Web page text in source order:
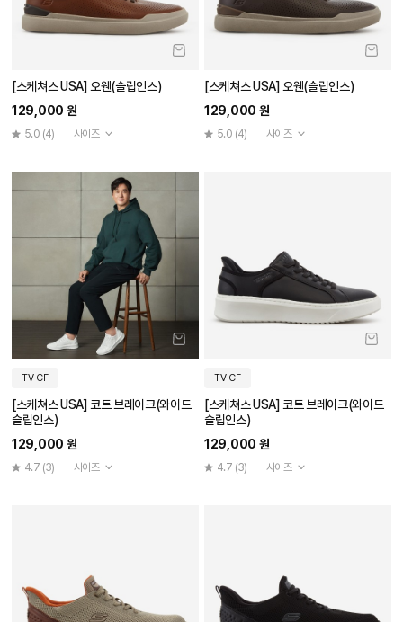
[스케쳐스 USA] 오웬(슬립인스)
129,000 원
5.0 (4) 사이즈
[스케쳐스 USA] 오웬(슬립인스)
129,000 원
5.0 (4) 사이즈
TV CF
[스케쳐스 USA] 코트 브레이크(와이드
슬립인스)
129,000 원
4.7 (3) 사이즈
TV CF
[스케쳐스 USA] 코트 브레이크(와이드
슬립인스)
129,000 원
4.7 (3) 사이즈